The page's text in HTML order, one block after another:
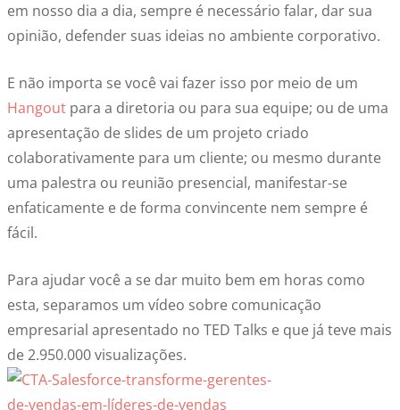
em nosso dia a dia, sempre é necessário falar, dar sua
opinião, defender suas ideias no ambiente corporativo.
E não importa se você vai fazer isso por meio de um
Hangout para a diretoria ou para sua equipe; ou de uma
apresentação de slides de um projeto criado
colaborativamente para um cliente; ou mesmo durante
uma palestra ou reunião presencial, manifestar-se
enfaticamente e de forma convincente nem sempre é
fácil.
Para ajudar você a se dar muito bem em horas como
esta, separamos um vídeo sobre comunicação
empresarial apresentado no TED Talks e que já teve mais
de 2.950.000 visualizações.